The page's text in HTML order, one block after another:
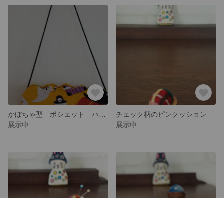
展示中
チェック柄のピンクッション
展示中